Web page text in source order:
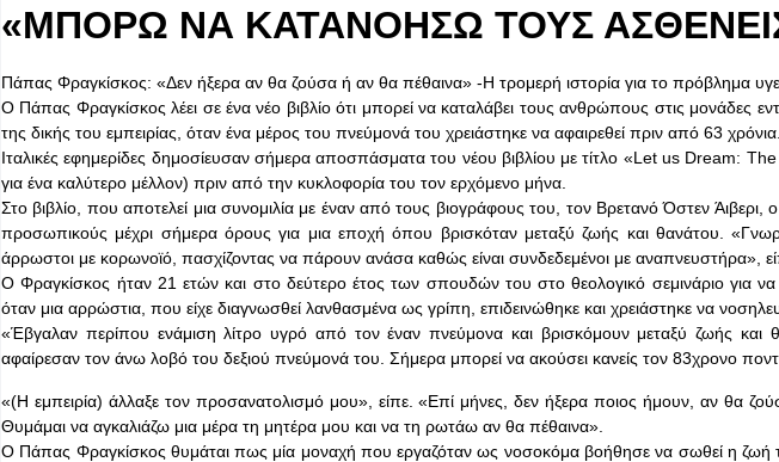
«ΜΠΟΡΩ ΝΑ ΚΑΤΑΝΟΗΣΩ ΤΟΥΣ
Πάπας Φραγκίσκος: «Δεν ήξερα αν θα ζούσα ή αν θα πέθαινα» -Η τρομερή ιστορία για το πρόβλημα
Ο Πάπας Φραγκίσκος λέει σε ένα νέο βιβλίο ότι μπορεί να καταλάβει τους ανθρώπους στις μονάδες
της δικής του εμπειρίας, όταν ένα μέρος του πνεύμονά του χρειάστηκε να αφαιρεθεί πριν από 63 χρόνια.
Ιταλικές εφημερίδες δημοσίευσαν σήμερα αποσπάσματα του νέου βιβλίου με τίτλο «Let us Dream:
για ένα καλύτερο μέλλον) πριν από την κυκλοφορία του τον ερχόμενο μήνα.
Στο βιβλίο, που αποτελεί μια συνομιλία με έναν από τους βιογράφους του, τον Βρετανό Όστεν Άιβερι,
προσωπικούς μέχρι σήμερα όρους για μια εποχή όπου βρισκόταν μεταξύ ζωής και θανάτου.
άρρωστοι με κορωνοϊό, πασχίζοντας να πάρουν ανάσα καθώς είναι συνδεδεμένοι με αναπνευστήρα»,
Ο Φραγκίσκος ήταν 21 ετών και στο δεύτερο έτος των σπουδών του στο θεολογικό σεμινάριο για να
όταν μια αρρώστια, που είχε διαγνωσθεί λανθασμένα ως γρίπη, επιδεινώθηκε και χρειάστηκε να
«Έβγαλαν περίπου ενάμιση λίτρο υγρό από τον έναν πνεύμονα και βρισκόμουν μεταξύ ζωής και
αφαίρεσαν τον άνω λοβό του δεξιού πνεύμονά του. Σήμερα μπορεί να ακούσει κανείς τον 83χρονο
«(Η εμπειρία) άλλαξε τον προσανατολισμό μου», είπε. «Επί μήνες, δεν ήξερα ποιος ήμουν, αν θα
Θυμάμαι να αγκαλιάζω μια μέρα τη μητέρα μου και να τη ρωτάω αν θα πέθαινα».
Ο Πάπας Φραγκίσκος θυμάται πως μία μοναχή που εργαζόταν ως νοσοκόμα βοήθησε να σωθεί η ζωή του